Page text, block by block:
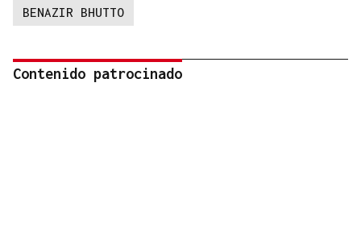
BENAZIR BHUTTO
Contenido patrocinado